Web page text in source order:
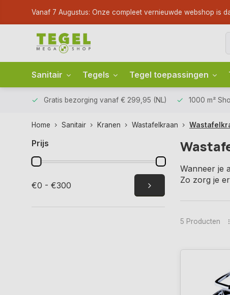
Vanaf 7 Augustus: Onze compleet vernieuwde webshop is
Sanitair Tegels Tegel toepassingen
Gratis bezorging vanaf € 299,95 (NL) 1000 m²
Home Sanitair Kranen Wastafelkraan
Prijs
€0 - €300
Wanneer je
Zo zorg je
5 Producten